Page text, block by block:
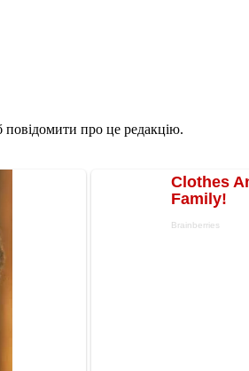
повідомити про це редакцію.